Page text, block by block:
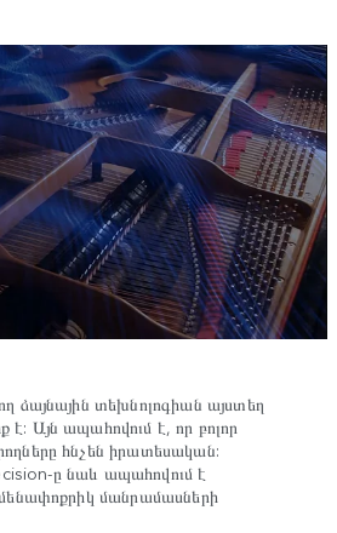
ձայնային տեխնոլոգիան այստեղ
Այն ապահովում է, որ բոլոր
հնչեն իրատեսական:
ը նաև ապահովում է
մանրամասների